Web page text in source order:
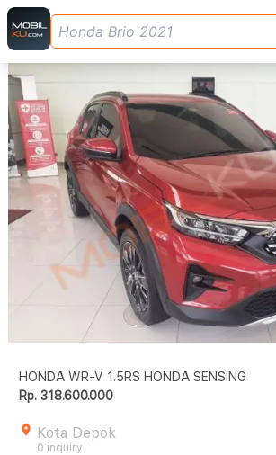
HONDA WR-V 1.5RS HONDA SENSING
Rp. 318.600.000
Kota Depok
0 inquiry